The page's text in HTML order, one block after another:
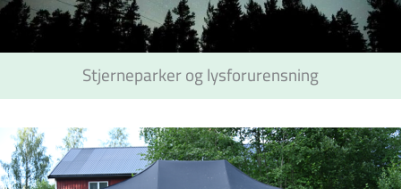
Stjerneparker og lysforurensning